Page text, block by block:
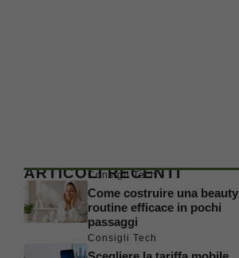
ARTICOLI RECENTI
Consigli Tech
Come costruire una beauty
routine efficace in pochi
passaggi
Consigli Tech